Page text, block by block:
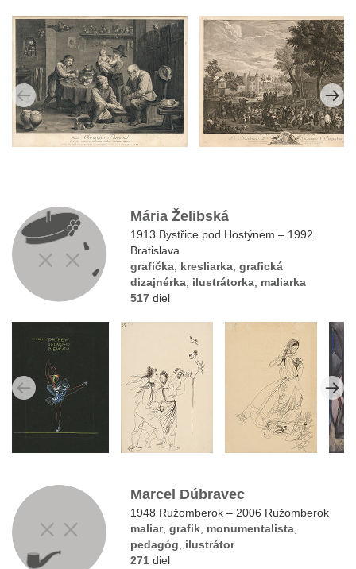
Mária Želibská
1913 Bystřice pod Hostýnem – 1992
Bratislava
grafička, kresliarka,grafická
dizajnérka, ilustrátorka, maliarka
517 diel
Marcel Dúbravec
1948 Ružomberok – 2006 Ružomberok
maliar,grafik, monumentalista,
pedagóg, ilustrátor
271 diel